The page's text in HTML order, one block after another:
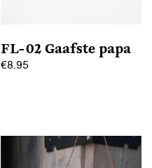
FL-02 Gaafste papa
€8.95